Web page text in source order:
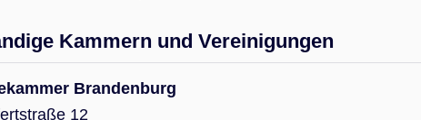
Kammern und Vereinigungen
Brandenburg
12